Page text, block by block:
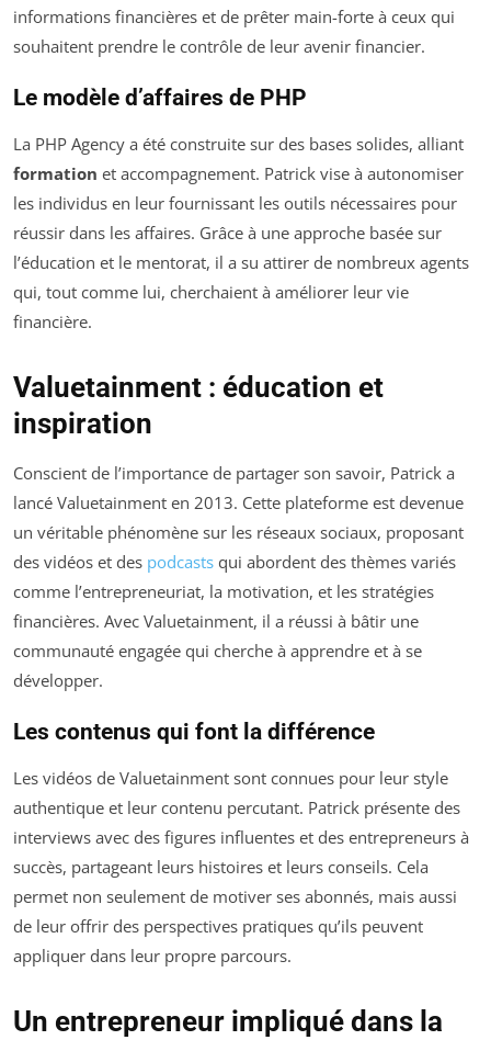
informations financières et de prêter main-forte à ceux qui
souhaitent prendre le contrôle de leur avenir financier.
Le modèle d’affaires de PHP
La PHP Agency a été construite sur des bases solides, alliant
formation et accompagnement. Patrick vise à autonomiser
les individus en leur fournissant les outils nécessaires pour
réussir dans les affaires. Grâce à une approche basée sur
l’éducation et le mentorat, il a su attirer de nombreux agents
qui, tout comme lui, cherchaient à améliorer leur vie
financière.
Valuetainment : éducation et
inspiration
Conscient de l’importance de partager son savoir, Patrick a
lancé Valuetainment en 2013. Cette plateforme est devenue
un véritable phénomène sur les réseaux sociaux, proposant
des vidéos et des podcasts qui abordent des thèmes variés
comme l’entrepreneuriat, la motivation, et les stratégies
financières. Avec Valuetainment, il a réussi à bâtir une
communauté engagée qui cherche à apprendre et à se
développer.
Les contenus qui font la différence
Les vidéos de Valuetainment sont connues pour leur style
authentique et leur contenu percutant. Patrick présente des
interviews avec des figures influentes et des entrepreneurs à
succès, partageant leurs histoires et leurs conseils. Cela
permet non seulement de motiver ses abonnés, mais aussi
de leur offrir des perspectives pratiques qu’ils peuvent
appliquer dans leur propre parcours.
Un entrepreneur impliqué dans la